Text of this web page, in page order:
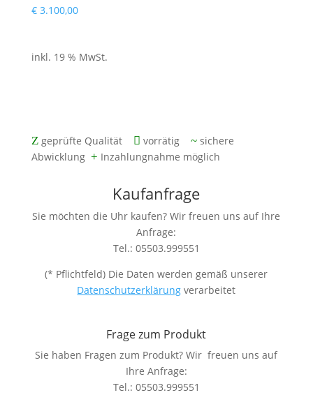
€3.100,00
inkl. 19 % MwSt.
Zgeprüfte Qualität  vorrätig ~sichere
Abwicklung + Inzahlungnahme möglich
Kaufanfrage
Sie möchten die Uhr kaufen? Wir freuen uns auf Ihre
Anfrage:
Tel.: 05503.999551
(* Pflichtfeld) Die Daten werden gemäß unserer
Datenschutzerklärung verarbeitet
Frage zum Produkt
Sie haben Fragen zum Produkt? Wir freuen uns auf
Ihre Anfrage:
Tel.: 05503.999551